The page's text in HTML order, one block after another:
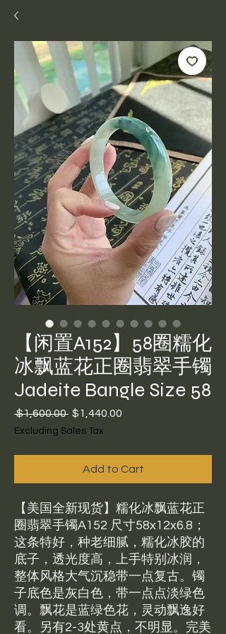
【闲置A152】58圈糯化
冰飘蓝花正圈翡翠手镯
Jadeite Bangle Size 58
$1,600.00 Regular
$1,440.00
Excluding Sales Tax
Add to Cart
【美国全新现货】糯化冰飘蓝花正
圈翡翠手镯A152 尺寸58x12x6.8；
这条特好，种老细腻，糯化冰胶的
底子，透光度高，上手特别冰润，
整体风格大气沉稳带一点复古。镯
子底色是灰白色，带一点点淡绿色
调。飘花是蓝绿色花，灵动飘逸好
看。另有2-3处黄点，不明显。完美